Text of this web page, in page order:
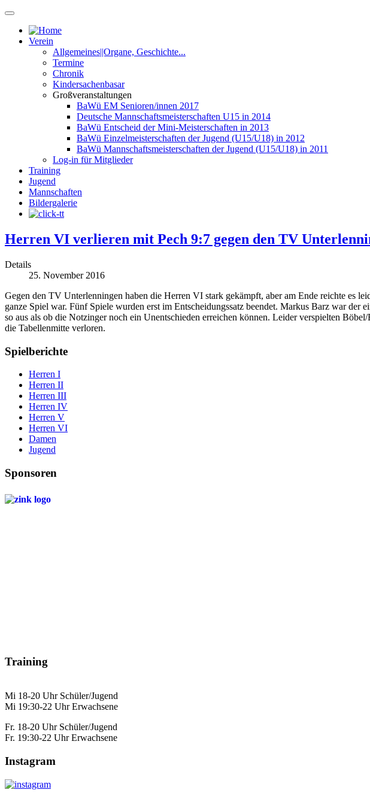
Verein
Allgemeines||Organe, Geschichte...
Termine
Chronik
Kindersachenbasar
Großveranstaltungen
BaWü EM Senioren/innen 2017
Deutsche Mannschaftsmeisterschaften U15 in 2014
BaWü Entscheid der Mini-Meisterschaften in 2013
BaWü Einzelmeisterschaften der Jugend (U15/U18) in 2012
BaWü Mannschaftsmeisterschaften der Jugend (U15/U18) in 2011
Log-in für Mitglieder
Training
Jugend
Mannschaften
Bildergalerie
Herren VI verlieren mit Pech 9:7 gegen den TV
Details
25. November 2016
Gegen den TV Unterlenningen haben die Herren VI stark gekämpft, aber am Ende reichte es
ganze Spiel war. Fünf Spiele wurden erst im Entscheidungssatz beendet. Markus Barz war
so aus als ob die Notzinger noch ein Unentschieden erreichen können. Leider verspielten
die Tabellenmitte verloren.
Spielberichte
Herren I
Herren II
Herren III
Herren IV
Herren V
Herren VI
Damen
Jugend
Sponsoren
Training
Mi 18-20 Uhr Schüler/Jugend
Mi 19:30-22 Uhr Erwachsene
Fr. 18-20 Uhr Schüler/Jugend
Fr. 19:30-22 Uhr Erwachsene
Instagram